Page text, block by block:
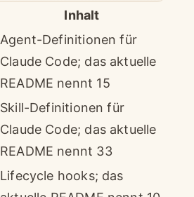
Inhalt
Agent-Definitionen für
Claude Code; das aktuelle
README nennt 15
Skill-Definitionen für
Claude Code; das aktuelle
README nennt 33
Lifecycle hooks; das